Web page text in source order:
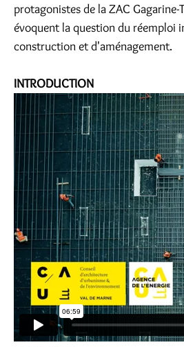
protagonistes de la ZAC
évoquent la question du réemploi
construction et d'aménagement.
INTRODUCTION